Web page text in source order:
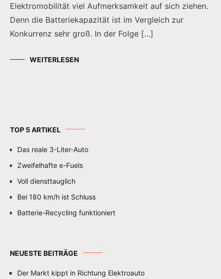
Elektromobilität viel Aufmerksamkeit auf sich ziehen.
Denn die Batteriekapazität ist im Vergleich zur
Konkurrenz sehr groß. In der Folge […]
WEITERLESEN
TOP 5 ARTIKEL
Das reale 3-Liter-Auto
Zweifelhafte e-Fuels
Voll diensttauglich
Bei 180 km/h ist Schluss
Batterie-Recycling funktioniert
NEUESTE BEITRÄGE
Der Markt kippt in Richtung Elektroauto